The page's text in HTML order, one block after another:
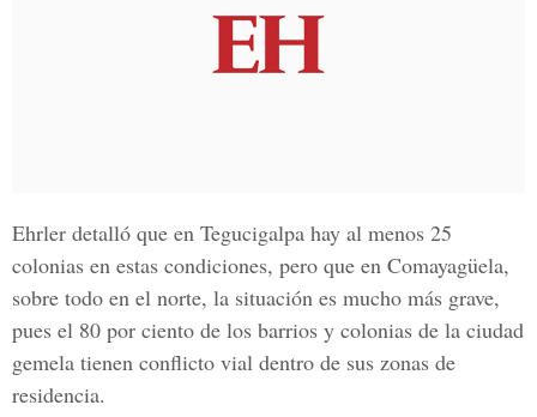
Ehrler detalló que en Tegucigalpa hay al menos 25
colonias en estas condiciones, pero que en Comayagüela,
sobre todo en el norte, la situación es mucho más grave,
pues el 80 por ciento de los barrios y colonias de la ciudad
gemela tienen conflicto vial dentro de sus zonas de
residencia.